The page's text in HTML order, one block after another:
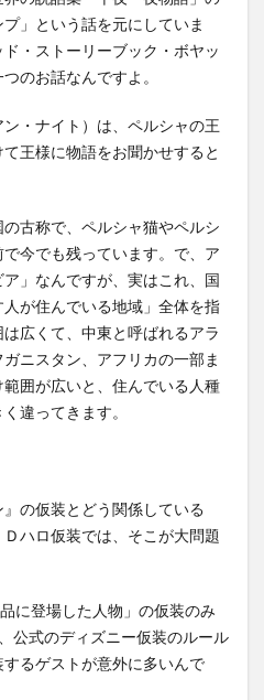
」という話を元にしていま
・ストーリーブック・ボヤッ
のお話なんですよ。
ン・ナイト）は、ペルシャの王
王様に物語をお聞かせすると
古称で、ペルシャ猫やペルシ
今でも残っています。で、ア
」なんですが、実はこれ、国
が住んでいる地域」全体を指
広くて、中東と呼ばれるアラ
ニスタン、アフリカの一部ま
囲が広いと、住んでいる人種
違ってきます。
の仮装とどう関係している
ハロ仮装では、そこが大問題
に登場した人物」の仮装のみ
公式のディズニー仮装のルール
るゲストが意外に多いんで